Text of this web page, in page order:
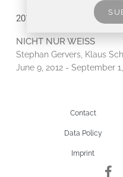
2012
NICHT NUR WEISS
Stephan Gervers, Klaus
June 9, 2012 - September
Contact
Data Policy
Imprint